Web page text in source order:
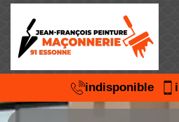
indisponible